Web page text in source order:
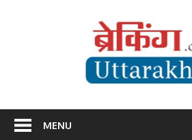
MENU